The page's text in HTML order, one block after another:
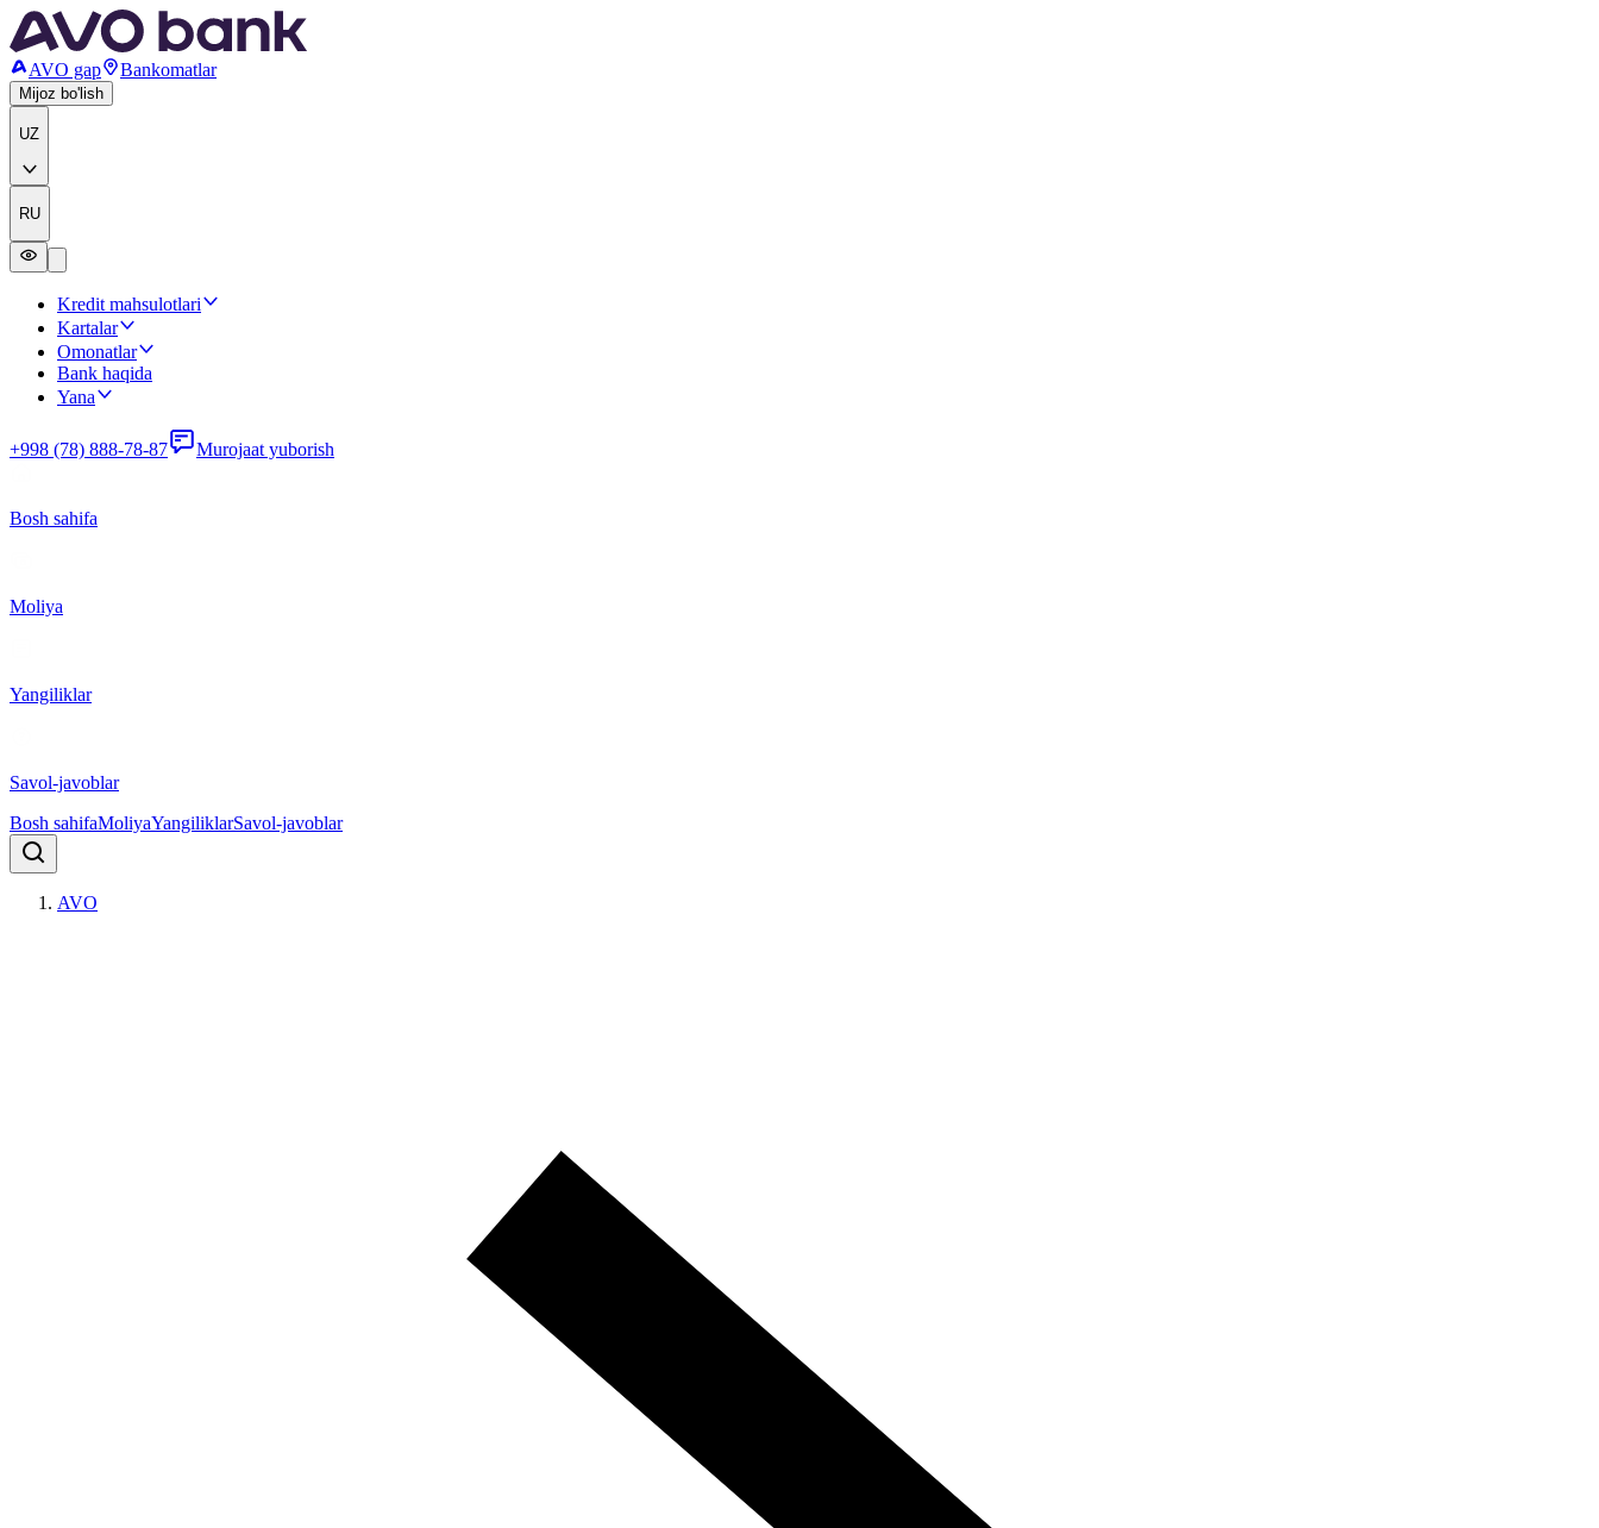
AVO gap Bankomatlar
Mijoz bo'lish
UZ
RU
Kredit mahsulotlari
Kartalar
Omonatlar
Bank haqida
Yana
+998 (78) 888-78-87 Murojaat yuborish
Bosh sahifa
Moliya
Yangiliklar
Savol-javoblar
Bosh sahifaMoliyaYangiliklarSavol-javoblar
AVO